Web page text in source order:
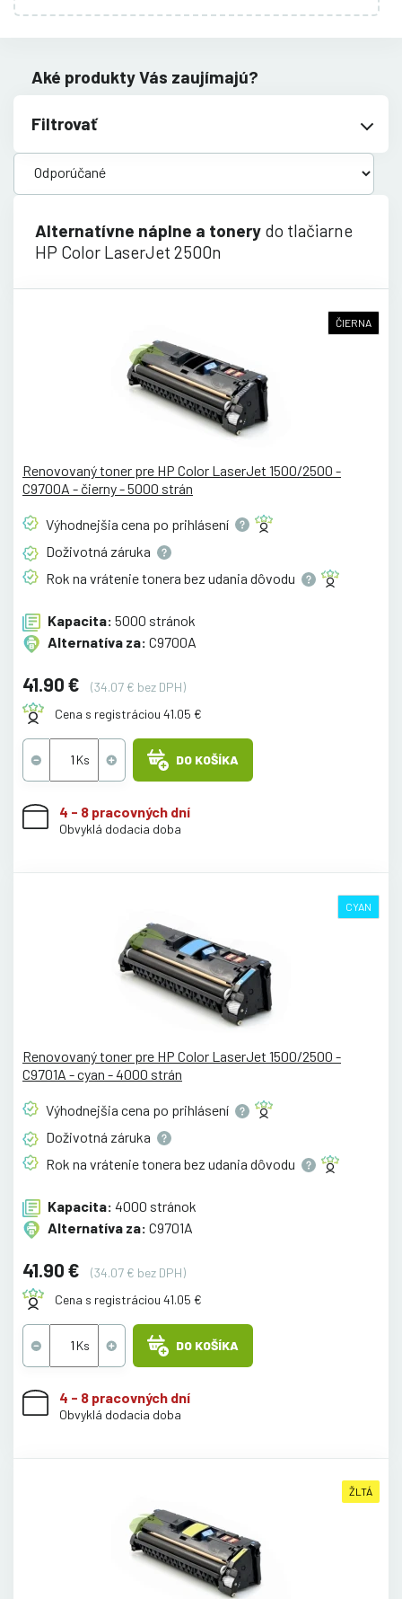
Aké produkty Vás zaujímajú?
Filtrovať
Alternatívne náplne a tonery do tlačiarne
HP Color LaserJet 2500n
ČIERNA
Renovovaný toner pre HP Color LaserJet 1500/2500 -
C9700A - čierny - 5000 strán
Výhodnejšia cena po prihlásení
Doživotná záruka
Rok na vrátenie tonera bez udania dôvodu
Kapacita: 5000 stránok
Alternatíva za: C9700A
41.90 €
(34.07 € bez DPH)
Cena s registráciou 41.05 €
DO KOŠÍKA
4 - 8 pracovných dní
Obvyklá dodacia doba
CYAN
Renovovaný toner pre HP Color LaserJet 1500/2500 -
C9701A - cyan - 4000 strán
Výhodnejšia cena po prihlásení
Doživotná záruka
Rok na vrátenie tonera bez udania dôvodu
Kapacita: 4000 stránok
Alternatíva za: C9701A
41.90 €
(34.07 € bez DPH)
Cena s registráciou 41.05 €
DO KOŠÍKA
4 - 8 pracovných dní
Obvyklá dodacia doba
ŽLTÁ